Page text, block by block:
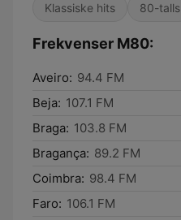
Klassiske hits 80-talls
Frekvenser M80:
Aveiro: 94.4 FM
Beja: 107.1 FM
Braga: 103.8 FM
Bragança: 89.2 FM
Coimbra: 98.4 FM
Faro: 106.1 FM